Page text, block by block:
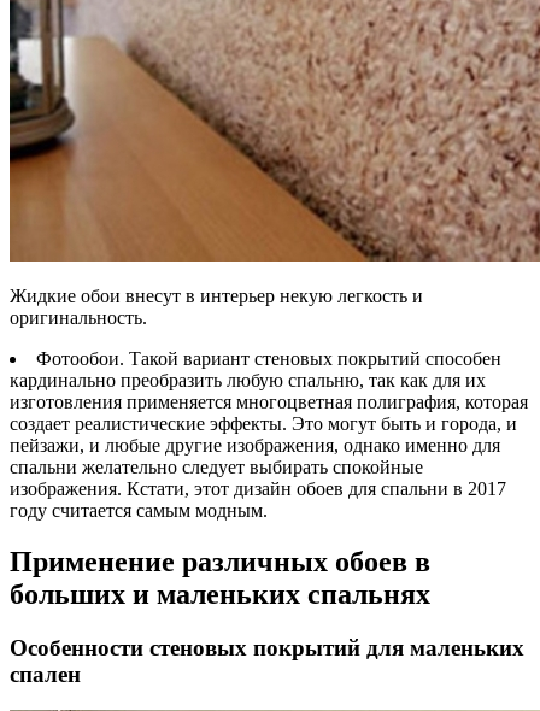
Жидкие обои внесут в интерьер некую легкость и
оригинальность.
Фотообои. Такой вариант стеновых покрытий способен
кардинально преобразить любую спальню, так как для их
изготовления применяется многоцветная полиграфия, которая
создает реалистические эффекты. Это могут быть и города, и
пейзажи, и любые другие изображения, однако именно для
спальни желательно следует выбирать спокойные
изображения. Кстати, этот дизайн обоев для спальни в 2017
году считается самым модным.
Применение различных обоев в
больших и маленьких спальнях
Особенности стеновых покрытий для маленьких
спален